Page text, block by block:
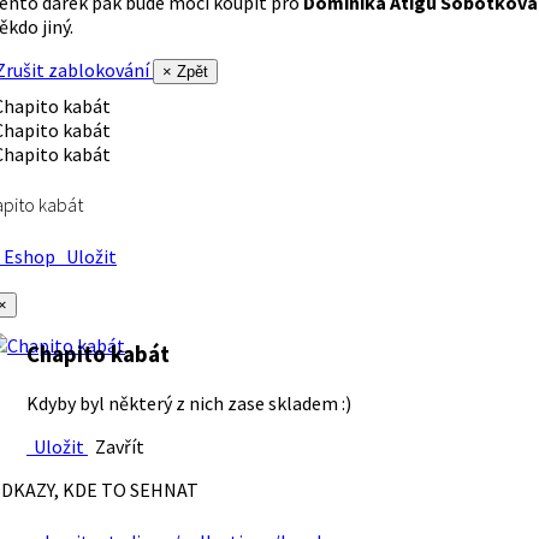
jiný.
zablokování
× Zpět
kabát
Uložit
Chapito kabát
Kdyby byl některý z nich zase skladem :)
Uložit Zavřít
KDE TO SEHNAT